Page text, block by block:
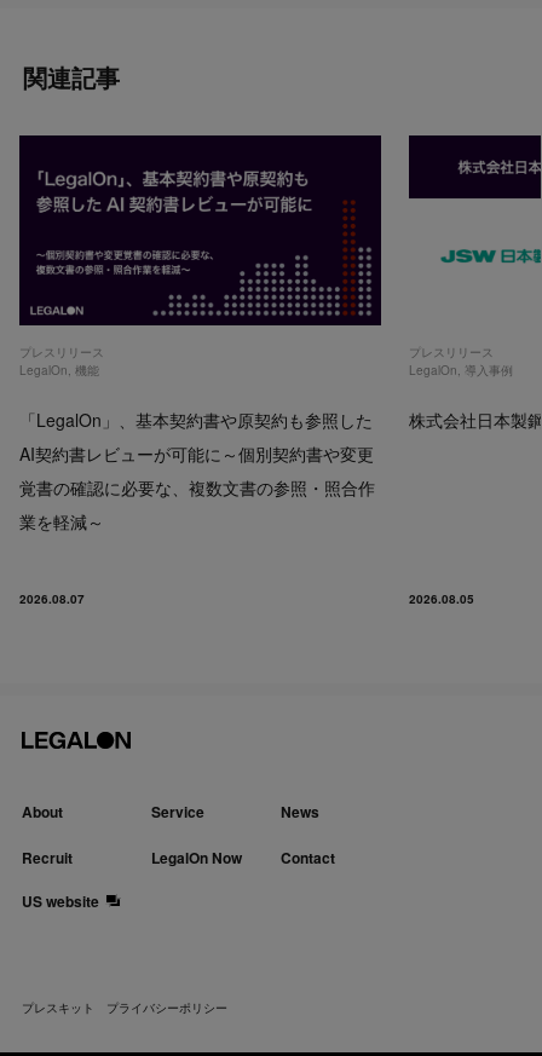
関連記事
プレスリリース
LegalOn ,機能
「LegalOn」、基本契約書や原契約も参照した
AI契約書レビューが可能に～個別契約書や変更
覚書の確認に必要な、複数文書の参照・照合作
業を軽減～
2026.08.07
プレスリリース
LegalOn 導入事例
株式会社日本製
2026.08.05
About Service News
Recruit LegalOn Now
Contact
US website
プレスキット プライバシーポリシー